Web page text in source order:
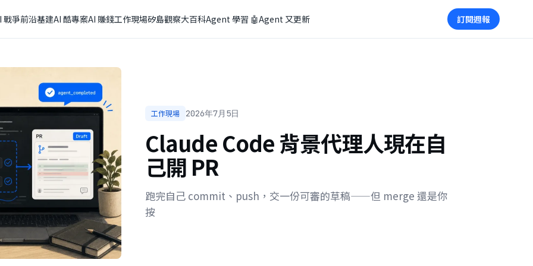
戰爭前沿基建AI 酷專案AI 賺錢工作現場矽島觀察大百科Agent 學習 🤖Agent 又更新 訂閱週報
工作現場 2026年7月5日
Claude Code 背景代理人現在自
己開 PR
跑完自己 commit、push，交一份可審的草稿——但 merge 還是你
按